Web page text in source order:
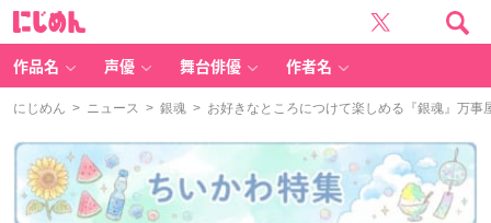
作品名 声優 舞台俳優 作者名
にじめん > ニュース > 銀魂 > お好きなところにつけて楽しめる『銀魂』万事